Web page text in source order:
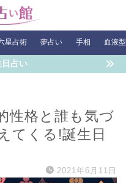
星占術 夢占い 手相 血液
日占い
性格と誰も気づ
てくる!誕生日
2021年6月11日